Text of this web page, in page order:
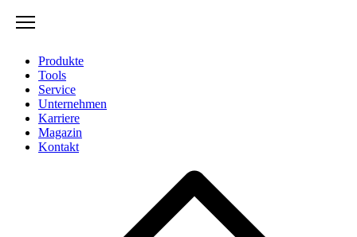
Produkte
Tools
Service
Unternehmen
Karriere
Magazin
Kontakt